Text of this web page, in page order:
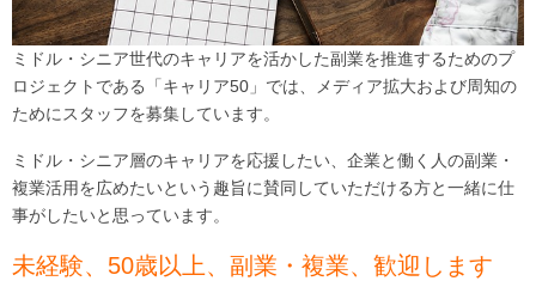
ミドル・シニア世代のキャリアを活かした副業を推進するためのプ
ロジェクトである「キャリア50」では、メディア拡大および周知の
ためにスタッフを募集しています。
ミドル・シニア層のキャリアを応援したい、企業と働く人の副業・
複業活用を広めたいという趣旨に賛同していただける方と一緒に仕
事がしたいと思っています。
未経験、50歳以上、副業・複業、歓迎します